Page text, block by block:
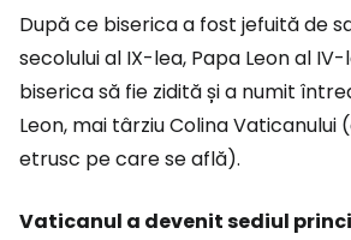
După ce biserica a fost jefuită de
secolului al IX-lea, Papa Leon al
biserica să fie zidită și a numit
Leon, mai târziu Colina Vaticanului
etrusc pe care se află).
Vaticanul a devenit sediul